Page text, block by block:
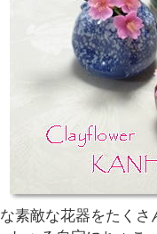
素敵な花器をたくさ